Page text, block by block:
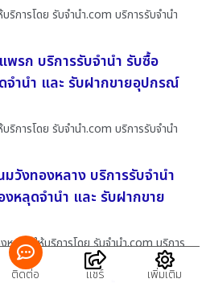
ริการโดย รับจํานํา.com บริการรับจำนำ
รก บริการรับจำนำ รับซื้อ
ำนำ และ รับฝากขายอุปกรณ์
ริการโดย รับจํานํา.com บริการรับจำนำ
มวังทองหลาง บริการรับจำนำ
หลุดจำนำ และ รับฝากขาย
หลาง ให้บริการโดย รับจํานํา.com บริการ
ติดต่อ แชร์ เพิ่มเติม